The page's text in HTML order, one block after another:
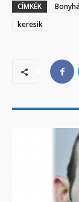
CÍMKÉK
keresik